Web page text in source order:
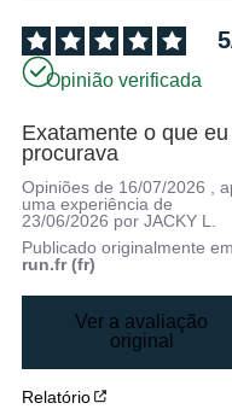
5
Opinião verificada
Exatamente o que eu
procurava
Opiniões de 16/07/2026
,
uma experiência de
23/06/2026 porJACKY L.
Publicado originalmente
run.fr (fr)
Ver a avaliação
original
Relatório